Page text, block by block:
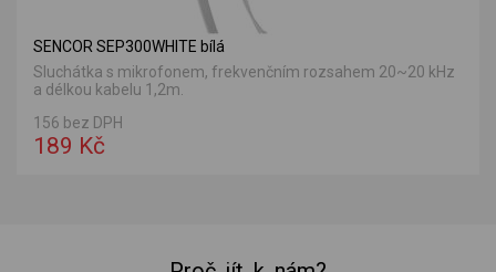
SENCOR SEP300WHITE bílá
Sluchátka s mikrofonem, frekvenčním rozsahem 20~20 kHz
a délkou kabelu 1,2m.
156 bez DPH
189 Kč